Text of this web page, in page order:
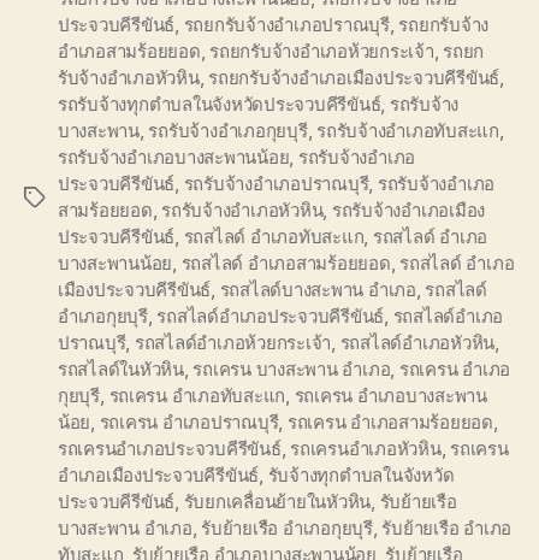
Tags
ประจวบคีรีขันธ์ รถยกรับจ้างอำเภอปราณบุรี, รถยกรับจ้าง
อำเภอสามร้อยยอด รถยกรับจ้างอำเภอห้วยกระเจ้า รถยก
รับจ้างอำเภอหัวหิน, รถยกรับจ้างอำเภอเมืองประจวบคีรีขันธ์
รถรับจ้างทุกตำบลในจังหวัดประจวบคีรีขันธ์, รถรับจ้าง
บางสะพาน, รถรับจ้างอำเภอกุยบุรี, รถรับจ้างอำเภอทับสะแก
รถรับจ้างอำเภอบางสะพานน้อย รถรับจ้างอำเภอ
ประจวบคีรีขันธ์ รถรับจ้างอำเภอปราณบุรี, รถรับจ้างอำเภอ
สามร้อยยอด รถรับจ้างอำเภอหัวหิน, รถรับจ้างอำเภอเมือง
ประจวบคีรีขันธ์ รถสไลด์ อำเภอทับสะแก รถสไลด์ อำเภอ
บางสะพานน้อย รถสไลด์ อำเภอสามร้อยยอด รถสไลด์ อำเภอ
เมืองประจวบคีรีขันธ์ รถสไลด์บางสะพาน อำเภอ รถสไลด์
อำเภอกุยบุรี, รถสไลด์อำเภอประจวบคีรีขันธ์ รถสไลด์อำเภอ
ปราณบุรี, รถสไลด์อำเภอห้วยกระเจ้า รถสไลด์อำเภอหัวหิน
รถสไลด์ในหัวหิน, รถเครน บางสะพาน อำเภอ รถเครน อำเภอ
กุยบุรี รถเครน อำเภอทับสะแก รถเครน อำเภอบางสะพาน
น้อย รถเครน อำเภอปราณบุรี, รถเครน อำเภอสามร้อยยอด
รถเครนอำเภอประจวบคีรีขันธ์, รถเครนอำเภอหัวหิน, รถเครน
อำเภอเมืองประจวบคีรีขันธ์ รับจ้างทุกตำบลในจังหวัด
ประจวบคีรีขันธ์ รับยกเคลื่อนย้ายในหัวหิน รับย้ายเรือ
บางสะพาน อำเภอ รับย้ายเรือ อำเภอกุยบุรี, รับย้ายเรือ อำเภอ
ทับสะแก รับย้ายเรือ อำเภอบางสะพานน้อย รับย้ายเรือ